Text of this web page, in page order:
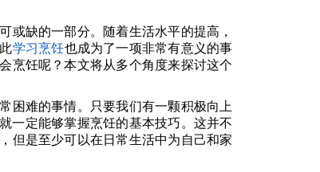
或缺的一部分。随着生活水平的提高，
学习烹饪也成为了一项非常有意义的事
烹饪呢？本文将从多个角度来探讨这个
困难的事情。只要我们有一颗积极向上
一定能够掌握烹饪的基本技巧。这并不
，但是至少可以在日常生活中为自己和家